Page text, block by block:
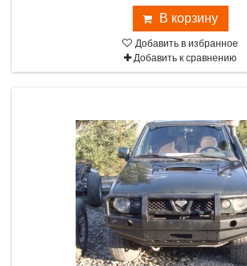
В корзину
Добавить в избранное
Добавить к сравнению